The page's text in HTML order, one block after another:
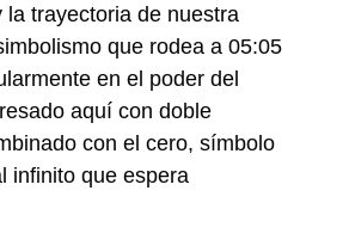
la trayectoria de nuestra
que rodea a 05:05
en el poder del
aquí con doble
con el cero, símbolo
infinito que espera